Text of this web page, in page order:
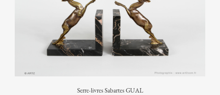
Serre-livres Sabartes GUAL